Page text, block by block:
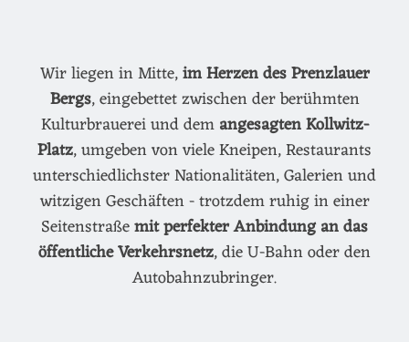
Wir liegen in Mitte,im Herzen des Prenzlauer
Bergs, eingebettet zwischen der berühmten
Kulturbrauerei und demangesagten Kollwitz-
Platz, umgeben von viele Kneipen, Restaurants
unterschiedlichster Nationalitäten, Galerien und
witzigen Geschäften - trotzdem ruhig in einer
Seitenstraßemit perfekter Anbindung an das
öffentliche Verkehrsnetz, die U-Bahn oder den
Autobahnzubringer.